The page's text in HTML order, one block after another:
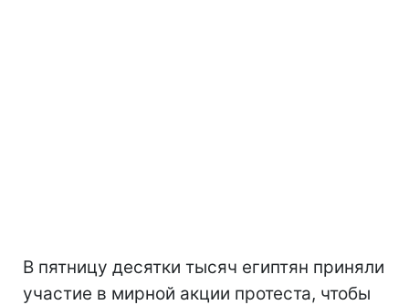
В пятницу десятки тысяч египтян приняли
участие в мирной акции протеста, чтобы